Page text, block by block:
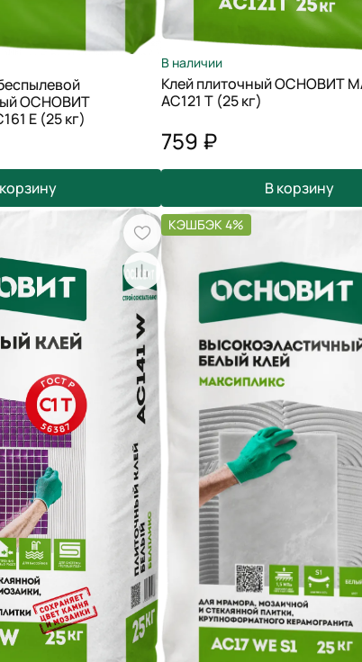
ОСНОВИТ
Е (25 кг)
В наличии
Клей плиточный ОСНОВИТ
АС121 Т (25 кг)
759 ₽
В корзину
КЭШБЭК 4%